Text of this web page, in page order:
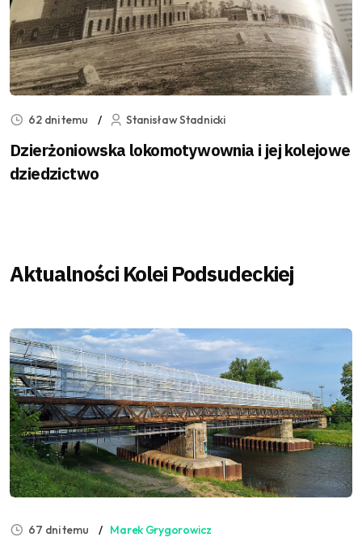
62 dni temu Stanisław Stadnicki
Dzierżoniowska lokomotywownia i jej kolejowe
dziedzictwo
Aktualności Kolei Podsudeckiej
67 dni temu Marek Grygorowicz